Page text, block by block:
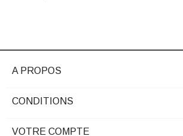
A PROPOS
CONDITIONS
VOTRE COMPTE